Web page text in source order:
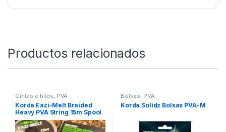
Peso: 0,4 kg
SKU:5056618310807 Categorías:
PVA